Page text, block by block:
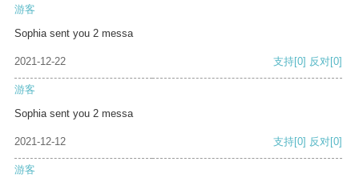
游客
Sophia sent you 2 messa
2021-12-22 支持[0] 反对[0]
游客
Sophia sent you 2 messa
2021-12-12 支持[0] 反对[0]
游客